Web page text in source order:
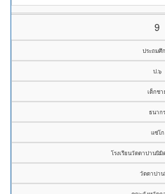
9
ประถมศึ
ป.๖
เด็กชา
ธนากร
แซ่โก
โรงเรียนวัดดาปานนิ
วัดดาปา